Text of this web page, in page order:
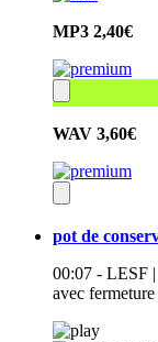
MP3 2,40€
WAV 3,60€
pot de
00:07 - LESF
avec